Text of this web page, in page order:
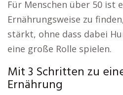
Für Menschen über 50 ist
Ernährungsweise zu
stärkt, ohne dass dabei
eine große Rolle spielen.
Mit 3 Schritten zu
Ernährung